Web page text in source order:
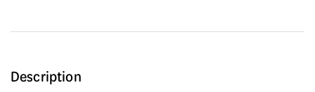
Description